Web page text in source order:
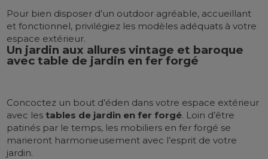
Pour bien disposer d’un outdoor agréable, accueillant
et fonctionnel, privilégiez les modèles adéquats à votre
espace extérieur.
Un jardin aux allures vintage et baroque
avec table de jardin en fer forgé
Concoctez un bout d’éden dans votre espace extérieur
avec les tables de jardin en fer forgé. Loin d’être
patinés par le temps, les mobiliers en fer forgé se
marieront harmonieusement avec l’esprit de votre
jardin.